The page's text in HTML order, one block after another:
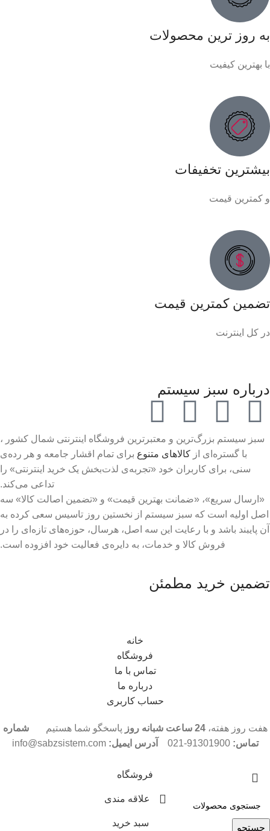
به روز ترین محصولات
با بهترین کیفیت
بیشترین تخفیفات
و کمترین قیمت
تضمین کمترین قیمت
در کل اینترنت
درباره سبز سیستم
سبز سیستم بزرگ‌ترین و معتبرترین فروشگاه اینترنتی شمال کشور ،
با گستره‌ای از کالاهای متنوع برای تمام اقشار جامعه و هر رده‌ی
سنی، برای کاربران خود «تجربه‌ی لذت‌بخش یک خرید اینترنتی» را
تداعی می‌کند.
«ارسال سریع»، «ضمانت بهترین قیمت» و «تضمین اصالت کالا» سه
اصل اولیه است که سبز سیستم از نخستین روز تاسیس سعی کرده به
آن پایبند باشد و با رعایت این سه اصل، هرسال، حوزه‌های تازه‌ای را در
فروش کالا و خدمات، به دایره‌ی فعالیت خود افزوده است.
تضمین خرید مطمئن
خانه
فروشگاه
تماس با ما
درباره ما
حساب کاربری
هفت روز هفته،24 ساعت شبانه روز پاسخگو شما هستیم
شماره
تماس: 91301900-021 آدرس ایمیل: info@sabzsistem.com
جستجو
فروشگاه
علاقه مندی
سبد خرید